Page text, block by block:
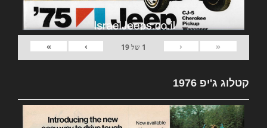
«
‹
1 של19
›
»
קטלוג ג'יפ 1976